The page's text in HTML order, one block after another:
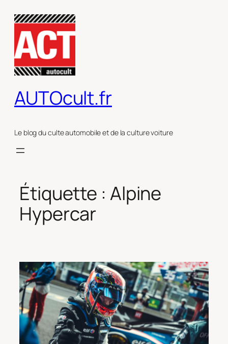
contenu
AUTOcult.fr
Le blog du culte automobile et de la culture voiture
Étiquette : Alpine
Hypercar